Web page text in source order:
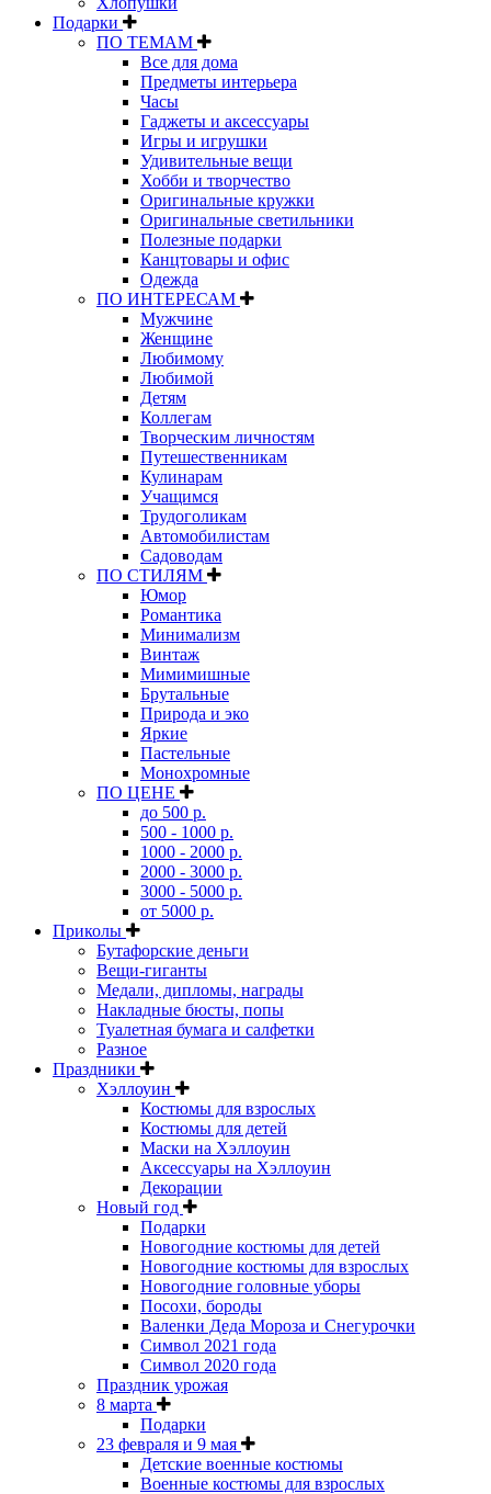
Подарки
ПО ТЕМАМ
Все для дома
Предметы интерьера
Часы
Гаджеты и аксессуары
Игры и игрушки
Удивительные вещи
Хобби и творчество
Оригинальные кружки
Оригинальные светильники
Полезные подарки
Канцтовары и офис
Одежда
ПО ИНТЕРЕСАМ
Мужчине
Женщине
Любимому
Любимой
Детям
Коллегам
Творческим личностям
Путешественникам
Кулинарам
Учащимся
Трудоголикам
Автомобилистам
Садоводам
ПО СТИЛЯМ
Юмор
Романтика
Минимализм
Винтаж
Мимимишные
Брутальные
Природа и эко
Яркие
Пастельные
Монохромные
ПО ЦЕНЕ
до 500 р.
500 - 1000 р.
1000 - 2000 р.
2000 - 3000 р.
3000 - 5000 р.
от 5000 р.
Приколы
Бутафорские деньги
Вещи-гиганты
Медали, дипломы, награды
Накладные бюсты, попы
Туалетная бумага и салфетки
Разное
Праздники
Хэллоуин
Костюмы для взрослых
Костюмы для детей
Маски на Хэллоуин
Аксессуары на Хэллоуин
Декорации
Новый год
Подарки
Новогодние костюмы для детей
Новогодние костюмы для взрослых
Новогодние головные уборы
Посохи, бороды
Валенки Деда Мороза и Снегурочки
Символ 2021 года
Символ 2020 года
Праздник урожая
8 марта
Подарки
23 февраля и 9 мая
Детские военные костюмы
Военные костюмы для взрослых